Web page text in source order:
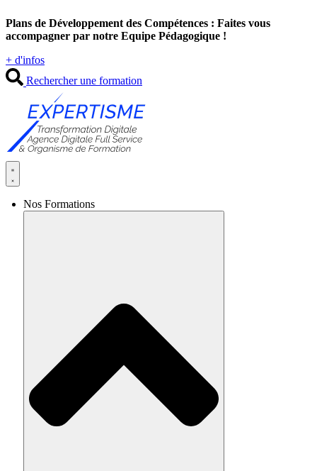
au
contenu
Plans de Développement des Compétences : Faites vous
accompagner par notre Equipe Pédagogique !
+ d'infos
Rechercher une formation
Nos Formations